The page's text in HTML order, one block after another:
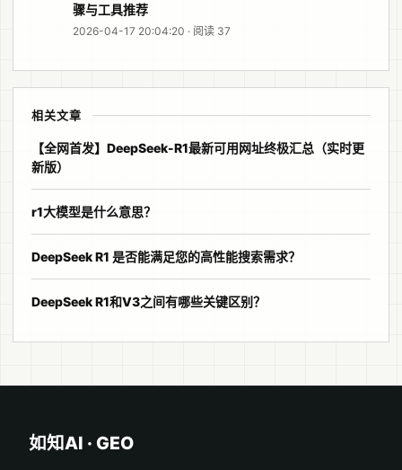
骤与工具推荐
2026-04-17 20:04:20 · 阅读 37
相关文章
【全网首发】DeepSeek-R1最新可用网址终极汇总（实时更
新版）
r1大模型是什么意思？
DeepSeek R1 是否能满足您的高性能搜索需求？
DeepSeek R1和V3之间有哪些关键区别？
如知AI · GEO